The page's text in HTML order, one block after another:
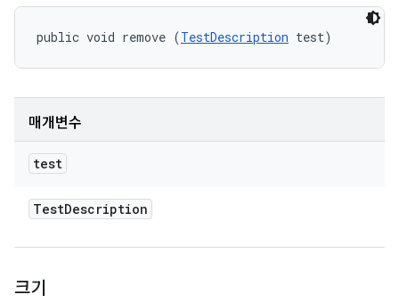
public void remove (TestDescription test)
매개변수
test
TestDescription
크기